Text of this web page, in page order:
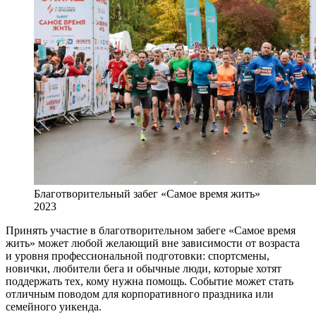
Благотворительный забег «Самое время жить»
2023
Принять участие в благотворительном забеге «Самое время
жить» может любой желающий вне зависимости от возраста
и уровня профессиональной подготовки: спортсмены,
новички, любители бега и обычные люди, которые хотят
поддержать тех, кому нужна помощь. Событие может стать
отличным поводом для корпоративного праздника или
семейного уикенда.